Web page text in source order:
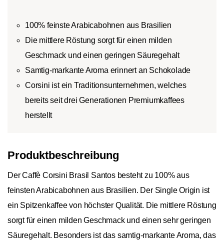
100% feinste Arabicabohnen aus Brasilien
Die mittlere Röstung sorgt für einen milden
Geschmack und einen geringen Säuregehalt
Samtig-markante Aroma erinnert an Schokolade
Corsini ist ein Traditionsunternehmen, welches
bereits seit drei Generationen Premiumkaffees
herstellt
Produktbeschreibung
Der Caffè Corsini Brasil Santos besteht zu 100% aus
feinsten Arabicabohnen aus Brasilien. Der Single Origin ist
ein Spitzenkaffee von höchster Qualität. Die mittlere Röstung
sorgt für einen milden Geschmack und einen sehr geringen
Säuregehalt. Besonders ist das samtig-markante Aroma, das